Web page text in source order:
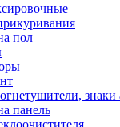
пол
панель